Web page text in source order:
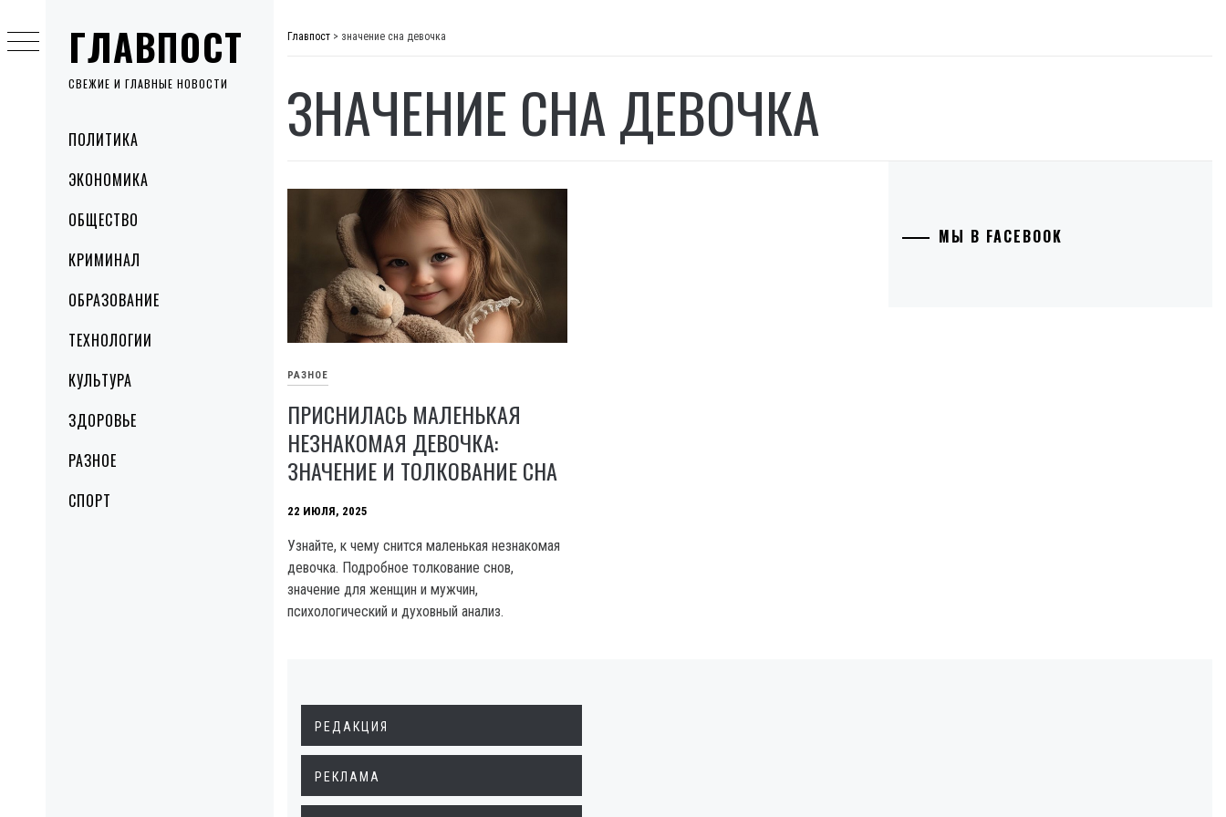
ГЛАВПОСТ
СВЕЖИЕ И ГЛАВНЫЕ НОВОСТИ
MenuПОЛИТИКА
ЭКОНОМИКА
ОБЩЕСТВО
КРИМИНАЛ
ОБРАЗОВАНИЕ
ТЕХНОЛОГИИ
КУЛЬТУРА
ЗДОРОВЬЕ
РАЗНОЕ
СПОРТ
to
content
Главпост > значение сна девочка
ЗНАЧЕНИЕ СНА ДЕВОЧКА
РАЗНОЕ
ПРИСНИЛАСЬ МАЛЕНЬКАЯ
НЕЗНАКОМАЯ ДЕВОЧКА:
ЗНАЧЕНИЕ И ТОЛКОВАНИЕ СНА
22 ИЮЛЯ, 2025
Узнайте, к чему снится маленькая незнакомая
девочка. Подробное толкование снов,
значение для женщин и мужчин,
психологический и духовный анализ.
МЫ В FACEBOOK
РЕДАКЦИЯ
РЕКЛАМА